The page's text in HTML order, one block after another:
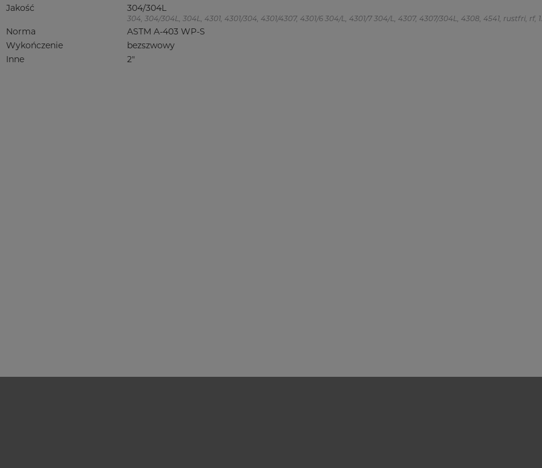
Jakość
304/304L
304, 304/304L, 304L, 4301, 4301/304, 4301/4307, 4301/6 304/L, 4301/7 304/L, 4307, 4307/304L, 4308, 4541, rustfri, rf,
Norma
ASTM A-403 WP-S
Wykończenie
bezszwowy
Inne
2"